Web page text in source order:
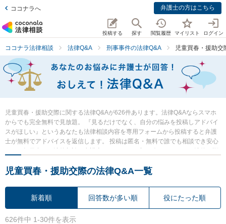
ココナラへ 弁護士の方はこちら
投稿する 探す 閲覧履歴 マイリスト ログイン
ココナラ法律相談 法律Q&A 刑事事件の法律Q&A 児童買春・援助交
児童買春・援助交際に関する法律Q&Aが626件あります。法律Q&Aならスマホ
からでも完全無料で見放題。 『見るだけでなく、自分の悩みを投稿しアドバイ
スがほしい』というあなたも法律相談内容を専用フォームから投稿すると弁護
士が無料でアドバイスを返信します。 投稿は匿名・無料で誰でも相談でき安心
です。毎日多くの法律相談に弁護士がアドバイス中。 今すぐあなたの法律の悩
う。
児童買春・援助交際の法律Q&A一覧
新着順 回答数が多い順 役にたった順
626件中 1-30件を表示